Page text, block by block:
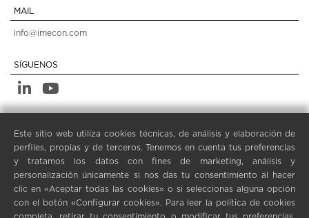
MAIL
info@imecon.com
SÍGUENOS
PRIVACY POLICY
NOTAS LEGALES
COOKIE POLICY
AJUSTES DE COOKIES
Este sitio web utiliza cookies técnicas, de análisis y elaboración de
perfiles, propias y de terceros. Tenemos en cuenta tus preferencias
y tratamos los datos con fines de marketing, análisis y
personalización únicamente si nos das tu consentimiento al hacer
clic en «Aceptar todas las cookies» o si seleccionas alguna opción
con el botón «Configurar cookies». Para leer la política de cookies